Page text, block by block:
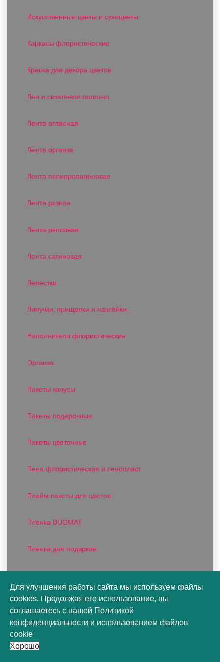
Искусственные цветы и сухоцветы
Каркасы флористические
Краска для декора цветов
Лен и сизалевое полотно
Лента атласная
Лента органза
Лента полипропиленовая
Лента разная
Лента репсовая
Лента сатиновая
Лепестки
Липучки, прищепки и наклейки
Наполнители флористические
Органза
Пакеты конусы
Пакеты подарочные
Пакеты цветочные
Пена флористическая и пенопласт
Плайм пакеты для цветов
Пленка DUOMAT
Пленка для подарков
Пленка прозрачная
Пленка фактурная
Для улучшения работы сайта мы используем файлы
cookies. Продолжая его использование, вы
соглашаетесь с нашей Политикой
конфиденциальности и использованием файлов
cookie
Хорошо